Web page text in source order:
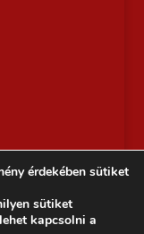
érdekében sütiket
sütiket
kapcsolni a